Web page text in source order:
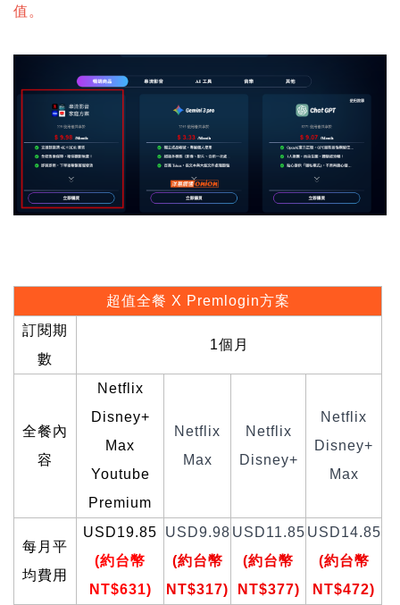
值。
超值全餐 X Premlogin方案
訂閱期
數
1個月
全餐內
容
Netflix
Disney+
Max
Youtube
Premium
Netflix
Max
Netflix
Disney+
Netflix
Disney+
Max
每月平
均費用
USD19.85
(約台幣
NT$631)
USD9.98
(約台幣
NT$317)
USD11.85
(約台幣
NT$377)
USD14.85
(約台幣
NT$472)